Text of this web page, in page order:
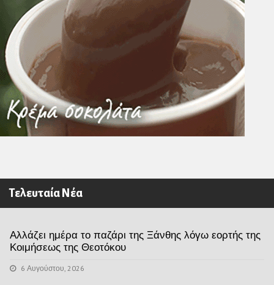
Τελευταία Νέα
Αλλάζει ημέρα το παζάρι της Ξάνθης λόγω εορτής της
Κοιμήσεως της Θεοτόκου
6 Αυγούστου, 2026